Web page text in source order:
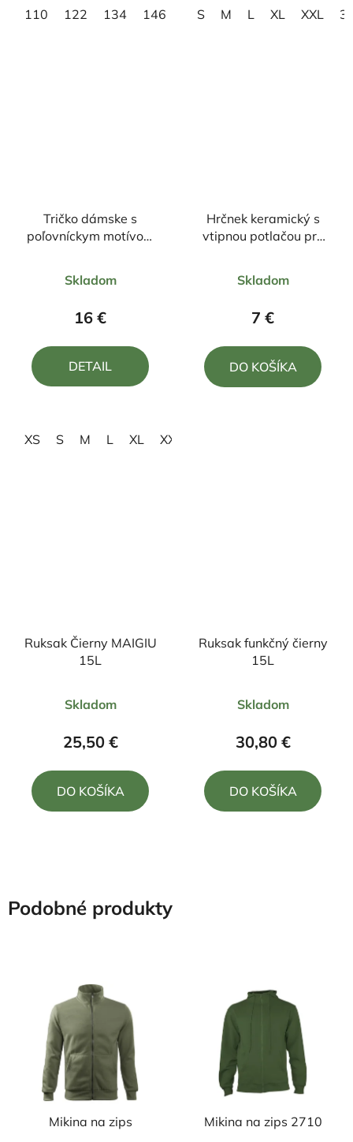
110 122 134 146 158
S M L XL XXL
Tričko dámske s
poľovníckym motívom
hodnotenie
produktu
5,0
z
Skladom
16 €
DETAIL
XS S M L XL XXL
Hrčnek keramický s
vtipnou potlačou pre
hodnotenie
produktu
4,7
z
Skladom
7 €
DO KOŠÍKA
Ruksak Čierny MAIGIU
15L
hodnotenie
produktu
z
Skladom
25,50 €
DO KOŠÍKA
Ruksak funkčný čierny
15L
hodnotenie
produktu
z
Skladom
30,80 €
DO KOŠÍKA
Podobné produkty
Mikina na zips Mikina na zips 2710